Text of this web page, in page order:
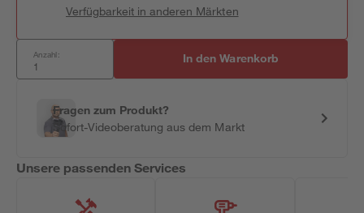
Verfügbarkeit in anderen Märkten
Anzahl: In den Warenkorb
Fragen zum Produkt?
Sofort-Videoberatung aus dem Markt
Unsere passenden Services